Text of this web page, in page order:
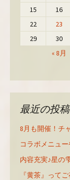
« 8月
15
16
22
23
29
30
最近の投稿
8月も開催！チ
コラボメニュ
内容充実♪星の
『黄茶』って